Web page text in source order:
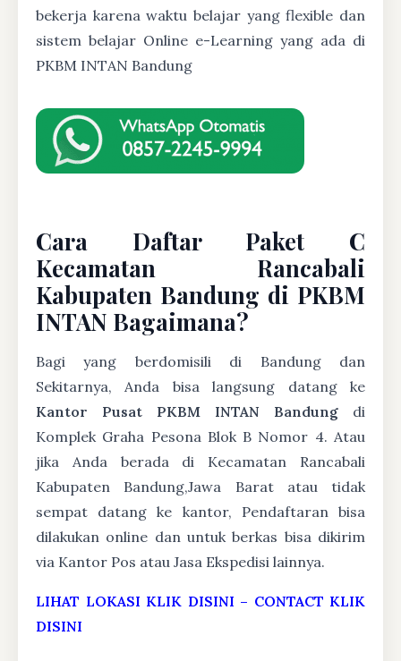
bekerja karena waktu belajar yang flexible dan
sistem belajar Online e-Learning yang ada di
PKBM INTAN Bandung
Cara Daftar Paket C
Kecamatan Rancabali
Kabupaten Bandung di PKBM
INTAN Bagaimana?
Bagi yang berdomisili di Bandung dan
Sekitarnya, Anda bisa langsung datang ke
Kantor Pusat PKBM INTAN Bandung di
Komplek Graha Pesona Blok B Nomor 4. Atau
jika Anda berada di Kecamatan Rancabali
Kabupaten Bandung,Jawa Barat atau tidak
sempat datang ke kantor, Pendaftaran bisa
dilakukan online dan untuk berkas bisa dikirim
via Kantor Pos atau Jasa Ekspedisi lainnya.
LIHAT LOKASI KLIK DISINI – CONTACT KLIK
DISINI